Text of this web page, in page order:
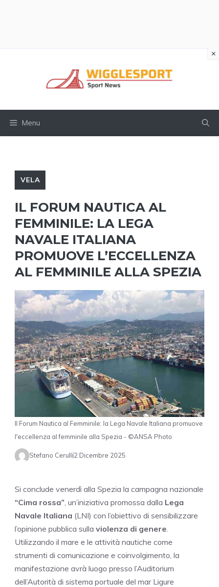
Menu
VELA
IL FORUM NAUTICA AL
FEMMINILE: LA LEGA
NAVALE ITALIANA
PROMUOVE L’ECCELLENZA
AL FEMMINILE ALLA SPEZIA
Il Forum Nautica al Femminile: la Lega Navale Italiana promuove
l'eccellenza al femminile alla Spezia - ©ANSA Photo
Stefano Cerulli2 Dicembre 2025
Si conclude venerdì alla Spezia la campagna nazionale
“Cima rossa” , un’iniziativa promossa dalla Lega
Navale Italiana (LNI) con l’obiettivo di sensibilizzare
l’opinione pubblica sulla violenza di genere
Utilizzando il mare e le attività nautiche come
strumenti di comunicazione e coinvolgimento, la
manifestazione avrà luogo presso l’Auditorium
dell’Autorità di sistema portuale del mar Ligure
×